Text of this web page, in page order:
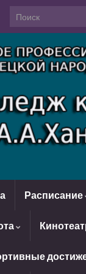
Search for:
Расписание